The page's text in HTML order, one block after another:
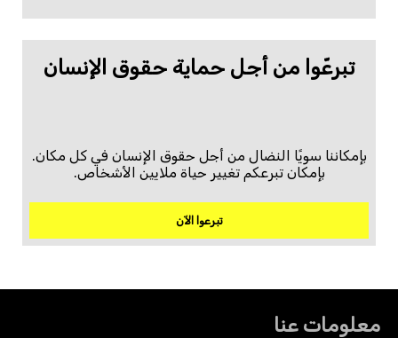
تبرعّوا من أجل حماية حقوق الإنسان
بإمكاننا سويًا النضال من أجل حقوق الإنسان في كل مكان.
بإمكان تبرعكم تغيير حياة ملايين الأشخاص.
تبرعوا الآن
معلومات عنا